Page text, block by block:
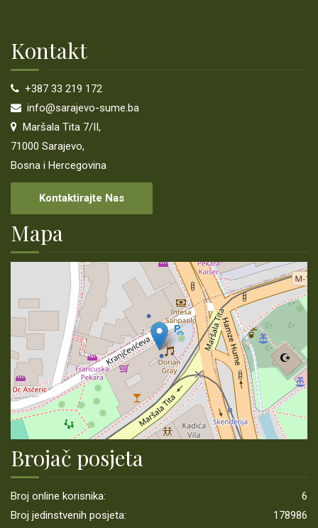
Kontakt
+387 33 219 172
info@sarajevo-sume.ba
Maršala Tita 7/II,
71000 Sarajevo,
Bosna i Hercegovina
Kontaktirajte Nas
Mapa
Brojač posjeta
Broj online korisnika:
6
Broj jedinstvenih posjeta:
178986